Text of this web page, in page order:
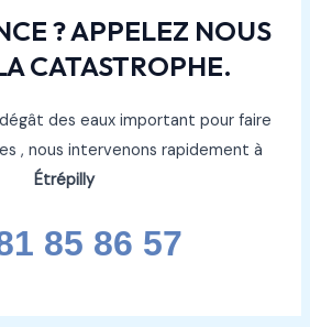
? APPELEZ NOUS
CATASTROPHE.
des eaux important pour faire
, nous intervenons rapidement à
Étrépilly
85 86 57